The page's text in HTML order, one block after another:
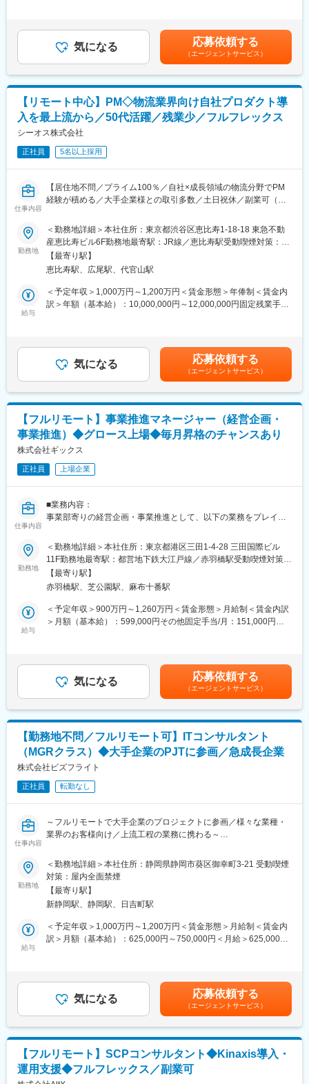
2015年から開始した組織風土改革“Project PRIDE”により、有給取
得率は84％、女性比率も30.4％へ増加。離職率が半減し、残業時
間減少等改善が進んでいます。制度面では「18時以降の会議原則
禁止」「残業ルール厳格化」「短日短時間勤務制度の導入」など
を実施。仕事とプライベートともに充実させ、生産性向上を生む
ツール共有・活用を奨励する等の意識向上に繋がっています。
変更の範囲：会社の定める業務
す。
■魅力：
あるポジションで案件に参画出来ますし、一次請けに近い立ち位
置で、上流工程からプロジェクトに深く関われます。
・意思決定のスピード感を非常に重視しており、スムーズかつ迅
速に方向性を決定できるため、ストレスなくプロジェクトを推進
・平均残業時間は20時間未満、マネジメント層でも残業をしっか
りコントロールしており、10時間未満の社員もおり、プライム案
■キャリアパス：
つ、ITコンサルタントとしての経験を積んで頂きます。
ご自身がやってみたい事業(夢)があれば、将来弊社にて事業として
立ち上げて頂く事も可能ですので、是非夢を実現出来る様に一緒
に頑張って行きましょう。
■事業部長より：
現状の仕事から一歩抜け出しもっと全体を動かすような人になり
■コーポレートサイト：
https://www.rechain.co.jp/job/1267/?
utm_source=doda&utm_medium=job-posting
変更の範囲：会社の定める業務
気になる 応募依頼する
（エージェントサービス）
【リモート中心】PM◇物流業界向け自社プロダクト導
入を最上流から／50代活躍／残業少／フルフレックス
シーオス株式会社
正社員 5名以上採用
仕事内容
【居住地不問／プライム100％／自社×成長領域の物流分野でPM
経験が積める／大手企業様との取引多数／土日祝休／副業可（相
あらゆる産業のインフラともいえる物流・ロジスティクスの課題
解決に寄与する自社プロダクト（倉庫管理システム、配送管理シ
ステム等の業務システム）の導入プロ ジェクトマネジメントをお
任せいたします。
■業務内容
・プロジェクトの計画の立案・合意から進捗管理、品質管理など
行、環境構築、運用までを牽引していただきます。
・エンドユーザーに対して、自社独自のアルゴリズムをもとに開
発された販売管理及び在庫管理システム等に関するプロジェクト
頂く場合もあります。
※変更の範囲：当社における各種業務全般
倉庫管理システムWMSでは Mr.Stream／Xbleを展開し、大手有
名企業から、更なるDX化を必要とする中小企業まで、物流業界の
https://www.seaos.co.jp/product/wms/
・常駐なし、週4リモート、フルフレックスと柔軟な働き方が可能
であり、他社製品導入でよくあるアンコントローラブルな制約か
ら解放された環境でのSI経験が積める
・成長領域であるロジスティクス分野での幅広い知識の習得、最
・自社物流現場と自社プロダクトについて直接討議し、改善出来
る
工程を担当するコンサルタント等への幅広いキャリアパス有
■当社の強み
SCM・ロジスティクス領域における改革プラン策定～ソリューシ
ョン構築・導入～安定稼働/効果創出までのサービスを提供してい
ます。同レベルの競合は存在せず、提案力をご評価いただき受注
に至ることが多いです。
変更の範囲：会社の定める業務
勤務地
＜勤務地詳細＞本社住所：東京都渋谷区恵比寿1-18-18 東急不動
産恵比寿ビル6F勤務地最寄駅：JR線／恵比寿駅受動喫煙対策：屋
内全面禁煙変更の範囲：会社の定める事業所（リモートワーク含
む）
【最寄り駅】
恵比寿駅、広尾駅、代官山駅
給与
＜予定年収＞1,000万円～1,200万円＜賃金形態＞年俸制＜賃金内
訳＞年額（基本給）：10,000,000円～12,000,000円固定残業手当/
業手当＞有＜給与補足＞※経験・スキルや前職給与等を加味して決
定します。■昇給：年1回■賞与：会社業績により別途支給の可能
性あり賃金はあくまでも目安の金額であり、選考を通じて上下す
る可能性があります。月給(月額)は固定手当を含めた表記です。
気になる 応募依頼する
（エージェントサービス）
【フルリモート】事業推進マネージャー（経営企画・
事業推進）◆グロース上場◆毎月昇格のチャンスあり
株式会社ギックス
正社員 上場企業
仕事内容
■業務内容：
事業部寄りの経営企画・事業推進として、以下の業務をプレイン
ら手を動かして実行していただくポジションです。
■詳細：
各事業部との予算および方向性策定、予実管理、各種経営分析
事業部門責任者と共に各事業の事業企画・事業開発サポート
営業企画（KPI策定、モニタリング、パイプライン管理など）
マニュアル・仕組み化の企画、社内へのツール導入における運用
ルール・ガイドライン作成と管理
メンバーマネジメント
■配属組織・レポートライン
レポートライン：執行役員／Data-Informed事業本部 副本部長直
下
業務の進め方は経営幹部と共に策定～実行できる環境です
どのような実行プランを策定するかの裁量があり、自ら計画～実
将来的なキャリアパスは、経験を活かして事業推進のリーダーや
経営企画など、会社経営の中枢をになって頂きます。
はお任せしたいと考えております。
■働き方
多様なメンバーがプロフェッショナルとして成果を最大化するた
のライフスタイルに合わせた柔軟で自律的な働き方が可能です。
分析結果やレポートを提示して終わるのではなく、データから問
いを導き出し、仮説構築から現場での施策実行までを一気通貫で
伴走支援します。実際に、多くのコンサルティングファーム出身
者が「実行まで伴走できる仕事のやりがい」に惹かれて同社を選
んでおり、目に見える事業成果創出に直接コミットできます。
変更の範囲：会社の定める業務
勤務地
＜勤務地詳細＞本社住所：東京都港区三田1-4-28 三田国際ビル
11F勤務地最寄駅：都営地下鉄大江戸線／赤羽橋駅受動喫煙対策：
屋内全面禁煙変更の範囲：会社の定める事業所（リモートワーク
含む）
【最寄り駅】
赤羽橋駅、芝公園駅、麻布十番駅
給与
＜予定年収＞900万円～1,260万円＜賃金形態＞月給制＜賃金内訳
＞月額（基本給）：599,000円その他固定手当/月：151,000円～
を通じて上下する可能性があります。月給(月額)は固定手当を含め
た表記です。気になる 応募依頼する
（エージェントサービス）
【勤務地不問／フルリモート可】ITコンサルタント
（MGRクラス）◆大手企業のPJTに参画／急成長企業
株式会社ビズフライト
正社員 転勤なし
仕事内容
～フルリモートで大手企業のプロジェクトに参画／様々な業種・
業界のお客様向け／上流工程の業務に携わる～
■業務内容：
メーカー、流通、小売りなど、様々な業種・業界のお客様におけ
るプロジェクトにおいて上流工程の業務課題整理や業務設計か
ら、システムに関するデザイン検討・構築まで幅広い領域を複数
のコンサルタントがチームを組んで対応します。
■業務詳細：
＜業務コンサルタント＞
・プロジェクトマネジメント など
＜システムコンサルタント＞
・顧客のシステム課題の整理、解決策の立案
■キャリアパス：
勤務地
＜勤務地詳細＞本社住所：静岡県静岡市葵区御幸町3-21 受動喫煙
対策：屋内全面禁煙
【最寄り駅】
新静岡駅、静岡駅、日吉町駅
給与
＜予定年収＞1,000万円～1,200万円＜賃金形態＞月給制＜賃金内
訳＞月額（基本給）：625,000円～750,000円＜月給＞625,000円
月給(月額)は固定手当を含めた表記です。
気になる 応募依頼する
（エージェントサービス）
【フルリモート】SCPコンサルタント◆Kinaxis導入・
運用支援◆フルフレックス／副業可